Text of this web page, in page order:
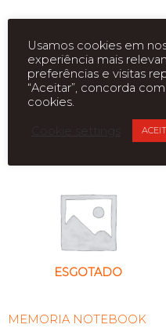
Não-ECC
Produtos
ESGOTADO
MEMORIA NOTEBOOK
Usamos cookies em
experiência mais
preferências e visitas
“Aceitar”, concorda
cookies.